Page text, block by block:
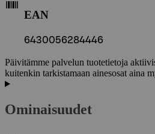
EAN
6430056284446
Päivitämme palvelun tuotetietoja
kuitenkin tarkistamaan ainesosat aina
Ominaisuudet